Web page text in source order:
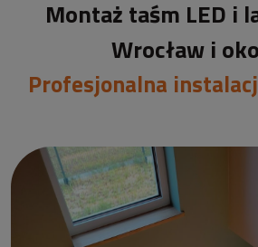
Montaż taśm LED i
Wrocław i
Profesjonalna